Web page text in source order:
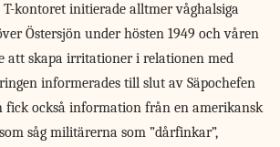
T-kontoret initierade alltmer våghalsiga
Östersjön under hösten 1949 och våren
att skapa irritationer i relationen med
informerades till slut av Säpochefen
fick också information från en amerikansk
såg militärerna som ”dårfinkar”,